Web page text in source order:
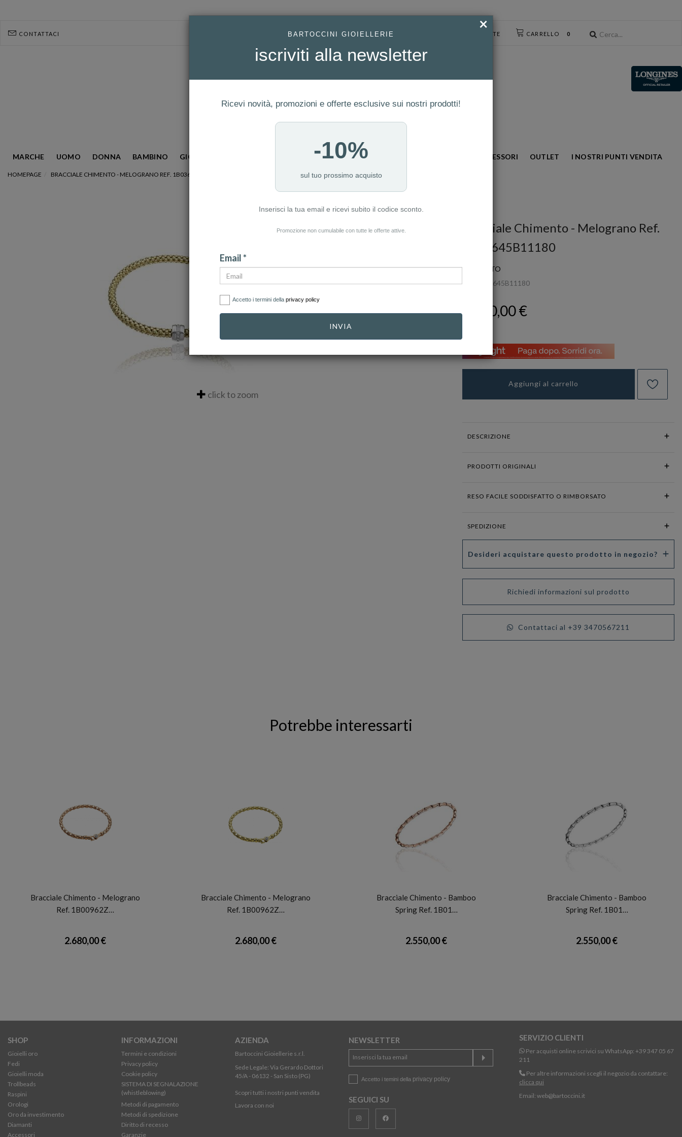
CARRELLO 0
ACCESSO UTENTE
CONTATTACI
MARCHE UOMO DONNA BAMBINO GIOIELLERIA GIOIELLI MODA OROLOGI ACCESSORI OUTLET I NOSTRI PUNTI VENDITA
HOMEPAGE BRACCIALE CHIMENTO - MELOGRANO REF. 1B03645B11180
click to zoom
Bracciale Chimento - Melograno Ref.
1B03645B11180
CHIMENTO
1B03645B11180
2.630,00 €
Aggiungi al carrello
DESCRIZIONE
PRODOTTI ORIGINALI
RESO FACILE SODDISFATTO O RIMBORSATO
SPEDIZIONE
Desideri acquistare questo prodotto in negozio?
Richiedi informazioni sul prodotto
Contattaci al +39 3470567211
Potrebbe interessarti
Bracciale Chimento - Melograno
Ref. 1B00962Z…
2.680,00 €
Bracciale Chimento - Melograno
Ref. 1B00962Z…
2.680,00 €
Bracciale Chimento - Bamboo
Spring Ref. 1B01…
2.550,00 €
Bracciale Chimento - Bamboo
Spring Ref. 1B01…
2.550,00 €
SHOP
Gioielli oro
Fedi
Gioielli moda
Trollbeads
Raspini
Orologi
Oro da investimento
Diamanti
Accessori
INFORMAZIONI
Termini e condizioni
Privacy policy
Cookie policy
SISTEMA DI SEGNALAZIONE
(whistleblowing)
Metodi di pagamento
Metodi di spedizione
Diritto di recesso
Garanzie
AZIENDA
Bartoccini Gioiellerie s.r.l.
Sede Legale: Via Gerardo Dottori
45/A - 06132 - San Sisto (PG)
Scopri tutti i nostri punti vendita
Lavora con noi
NEWSLETTER
Accetto i temini della privacy policy
SEGUICI SU
SERVIZIO CLIENTI
Per acquisti online scrivici su WhatsApp: +39 347 05 67
211
Per altre informazioni scegli il negozio da contattare:
clicca qui
Email: web@bartoccini.it
×
BARTOCCINI GIOIELLERIE
iscriviti alla newsletter
Ricevi novità, promozioni e offerte esclusive sui nostri prodotti!
-10%
sul tuo prossimo acquisto
Inserisci la tua email e ricevi subito il codice sconto.
Promozione non cumulabile con tutte le offerte attive.
Email *
Accetto i termini della privacy policy
INVIA